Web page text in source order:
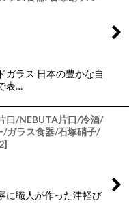
ガラス 日本の豊かな自
表…
口/NEBUTA片口/冷酒/
/ガラス食器/石塚硝子/
]
に職人が作った津軽び